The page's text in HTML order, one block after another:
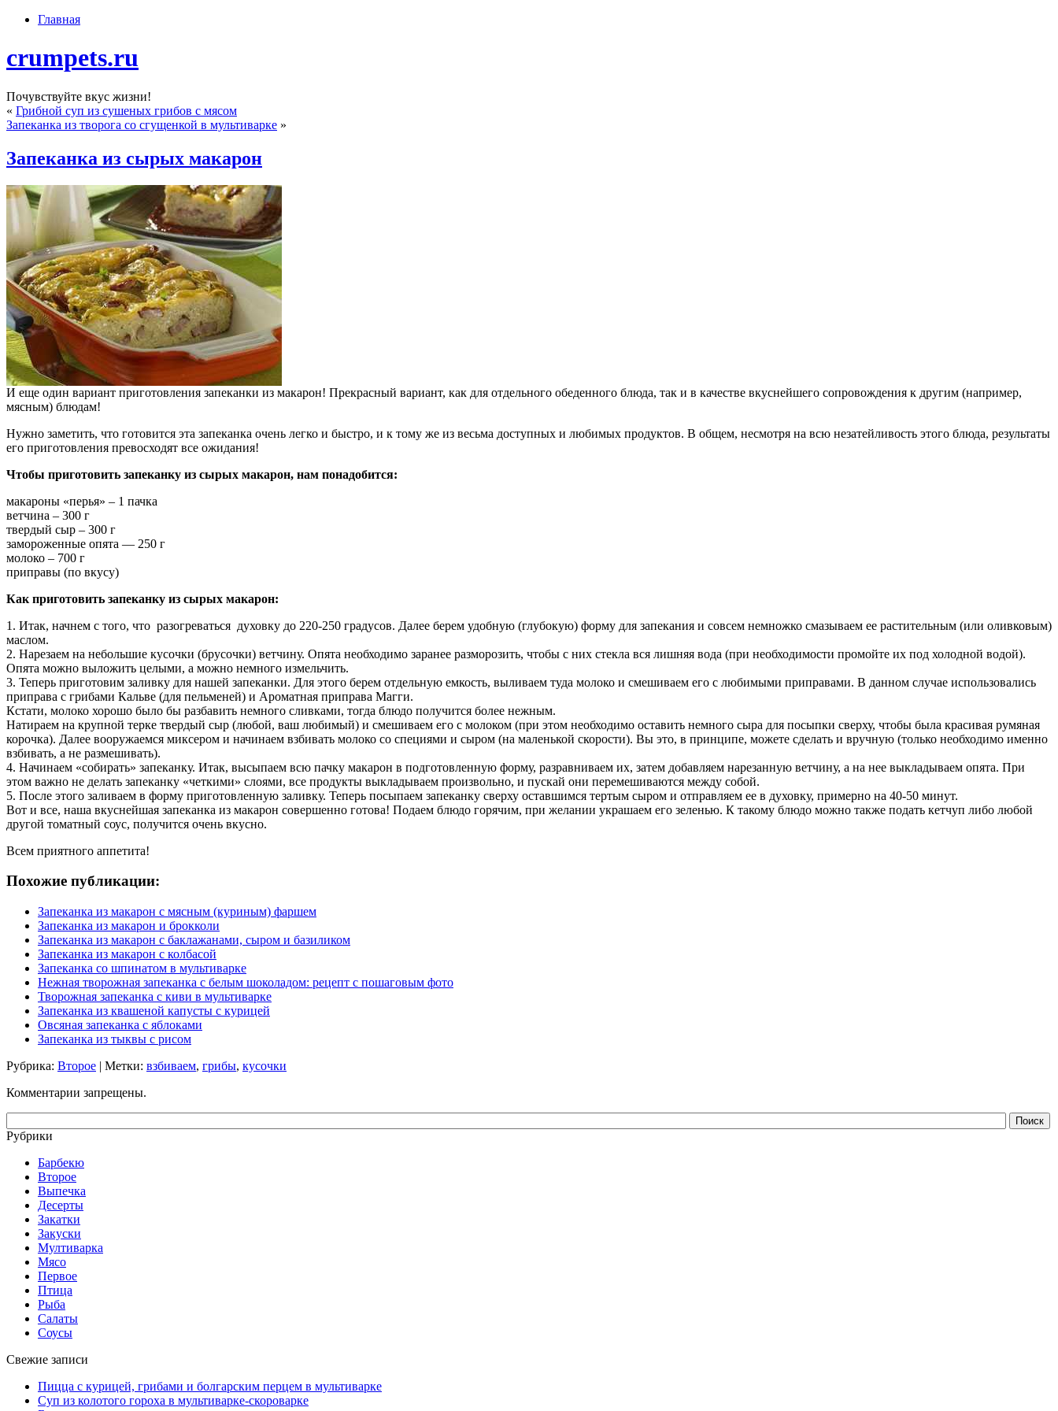
Главная
crumpets.ru
Почувствуйте вкус жизни!
« Грибной суп из сушеных грибов с мясом
Запеканка из творога со сгущенкой в мультиварке »
Запеканка из сырых макарон
И еще один вариант приготовления запеканки из макарон! Прекрасный вариант, как для отдельного обеденного блюда, так и в качестве вкуснейшего сопровождения к другим (например,
мясным) блюдам!
Нужно заметить, что готовится эта запеканка очень легко и быстро, и к тому же из весьма доступных и любимых продуктов. В общем, несмотря на всю незатейливость этого блюда, результаты
его приготовления превосходят все ожидания!
Чтобы приготовить запеканку из сырых макарон, нам понадобится:
макароны «перья» – 1 пачка
ветчина – 300 г
твердый сыр – 300 г
замороженные опята — 250 г
молоко – 700 г
приправы (по вкусу)
Как приготовить запеканку из сырых макарон:
1. Итак, начнем с того, что разогреваться духовку до 220-250 градусов. Далее берем удобную (глубокую) форму для запекания и совсем немножко смазываем ее растительным (или оливковым)
маслом.
2. Нарезаем на небольшие кусочки (брусочки) ветчину. Опята необходимо заранее разморозить, чтобы с них стекла вся лишняя вода (при необходимости промойте их под холодной водой).
Опята можно выложить целыми, а можно немного измельчить.
3. Теперь приготовим заливку для нашей запеканки. Для этого берем отдельную емкость, выливаем туда молоко и смешиваем его с любимыми приправами. В данном случае использовались
приправа с грибами Кальве (для пельменей) и Ароматная приправа Магги.
Кстати, молоко хорошо было бы разбавить немного сливками, тогда блюдо получится более нежным.
Натираем на крупной терке твердый сыр (любой, ваш любимый) и смешиваем его с молоком (при этом необходимо оставить немного сыра для посыпки сверху, чтобы была красивая румяная
корочка). Далее вооружаемся миксером и начинаем взбивать молоко со специями и сыром (на маленькой скорости). Вы это, в принципе, можете сделать и вручную (только необходимо именно
взбивать, а не размешивать).
4. Начинаем «собирать» запеканку. Итак, высыпаем всю пачку макарон в подготовленную форму, разравниваем их, затем добавляем нарезанную ветчину, а на нее выкладываем опята. При
этом важно не делать запеканку «четкими» слоями, все продукты выкладываем произвольно, и пускай они перемешиваются между собой.
5. После этого заливаем в форму приготовленную заливку. Теперь посыпаем запеканку сверху оставшимся тертым сыром и отправляем ее в духовку, примерно на 40-50 минут.
Вот и все, наша вкуснейшая запеканка из макарон совершенно готова! Подаем блюдо горячим, при желании украшаем его зеленью. К такому блюдо можно также подать кетчуп либо любой
другой томатный соус, получится очень вкусно.
Всем приятного аппетита!
Похожие публикации:
Запеканка из макарон с мясным (куриным) фаршем
Запеканка из макарон и брокколи
Запеканка из макарон с баклажанами, сыром и базиликом
Запеканка из макарон с колбасой
Запеканка со шпинатом в мультиварке
Нежная творожная запеканка с белым шоколадом: рецепт с пошаговым фото
Творожная запеканка с киви в мультиварке
Запеканка из квашеной капусты с курицей
Овсяная запеканка с яблоками
Запеканка из тыквы с рисом
Рубрика: Второе | Метки: взбиваем, грибы, кусочки
Комментарии запрещены.
Рубрики
Барбекю
Второе
Выпечка
Десерты
Закатки
Закуски
Мултиварка
Мясо
Первое
Птица
Рыба
Салаты
Соусы
Свежие записи
Пицца с курицей, грибами и болгарским перцем в мультиварке
Суп из колотого гороха в мультиварке-скороварке